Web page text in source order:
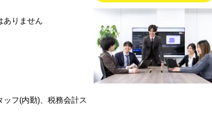
り成長スピードが上がったと感じています。
と感じています。
ありません
ッフ(内勤)、税務会計ス